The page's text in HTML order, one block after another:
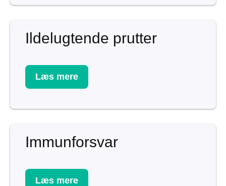
Ildelugtende prutter
Læs mere
Immunforsvar
Læs mere